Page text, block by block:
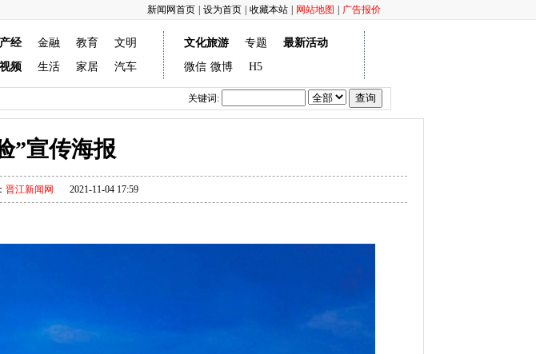
广告报价
网站地图
收藏本站
设为首页
新闻网首页
产经 金融 教育
文明
视频
生活 家居 汽车
文化旅游 专题
最新活动
微信 微博 H5
关键词:
”宣传海报
晋江新闻网 2021-11-04 17:59